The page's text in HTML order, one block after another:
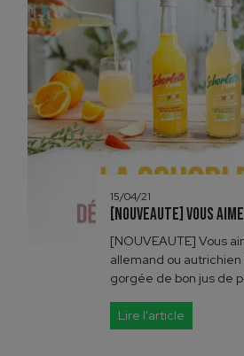
15/04/21
[NOUVEAUTE] Vous
[NOUVEAUTE] Vous
allemand ou autrichien
gorgée de bon jus de
Lire l'article